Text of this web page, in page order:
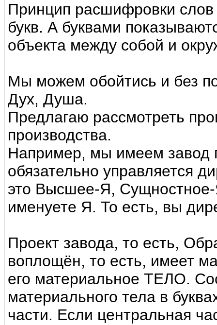
Принцип расшифровки слов
букв. А буквами
объекта между собой и
Мы можем обойтись и без
Дух, Душа.
Предлагаю рассмотреть
производства.
Например, мы имеем завод
обязательно управляется
это Высшее-Я,
именуете Я. То есть, вы
Проект завода, то есть,
воплощён, то есть, имеет
его материальное ТЕЛО.
материального тела в
части. Если центральная